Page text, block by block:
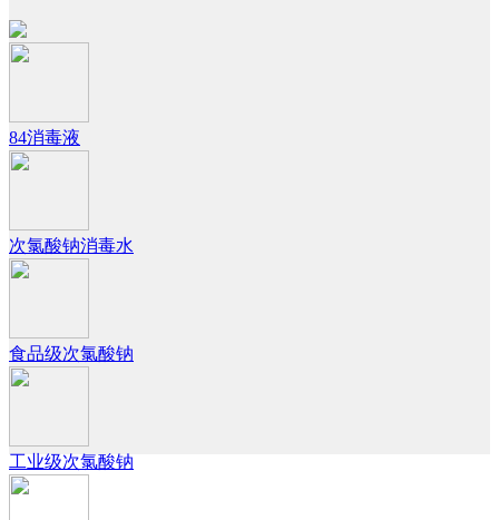
84消毒液
次氯酸钠消毒水
食品级次氯酸钠
工业级次氯酸钠